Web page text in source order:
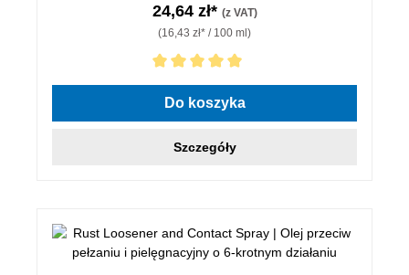
24,64 zł* (z VAT)
(16,43 zł* / 100 ml)
Średnia ocena 5 z 5 gwiazdek
Do koszyka
Szczegóły